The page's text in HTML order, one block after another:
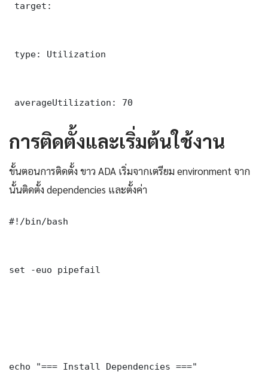
target:
type: Utilization
averageUtilization: 70
การติดตั้งและเริ่มต้นใช้งาน
ขั้นตอนการติดตั้ง ขาว ADA เริ่มจากเตรียม environment จาก
นั้นติดตั้ง dependencies และตั้งค่า
#!/bin/bash
set -euo pipefail
echo "=== Install Dependencies ==="